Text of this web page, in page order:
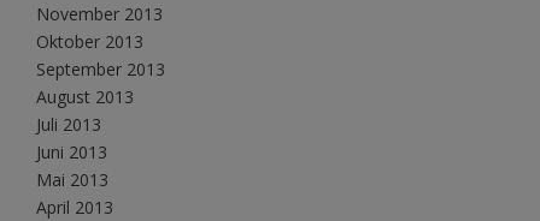
November 2013
Oktober 2013
September 2013
August 2013
Juli 2013
Juni 2013
Mai 2013
April 2013